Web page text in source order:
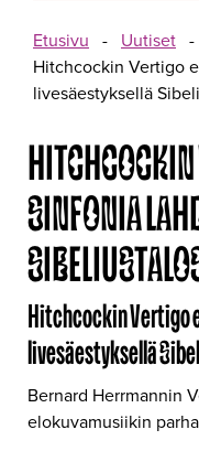
Etusivu - Uutiset -
Hitchcockin Vertigo
livesäestyksellä
SINFONIA
Hitchcockin Vertigo
livesäestyksellä
Bernard Herrmannin
elokuvamusiikin